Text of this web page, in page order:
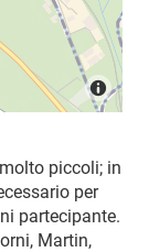
piccoli; in
per
partecipante.
Martin,